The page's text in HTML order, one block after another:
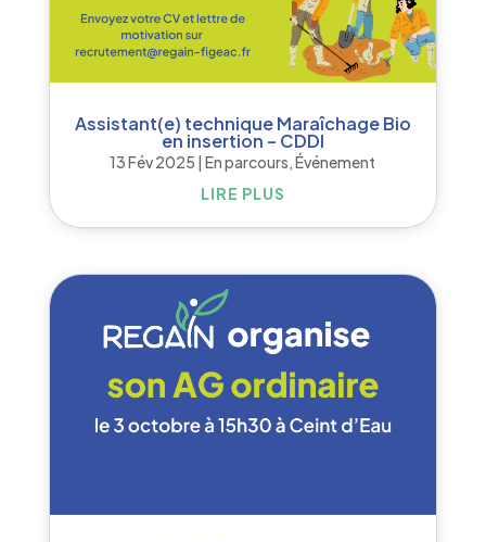
Assistant(e) technique Maraîchage Bio
en insertion – CDDI
13 Fév 2025 |En parcours,Événement
LIRE PLUS